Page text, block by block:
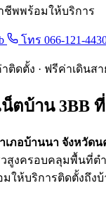
พพร้อมให้บริการ
โทร 066-121-
ติดตั้ง · ฟรีค่าเดินส
ตบ้าน 3BB
เภอบ้านนา จังหวัด
วสูงครอบคลุมพื้นที่ต
มให้บริการติดตั้งถึง